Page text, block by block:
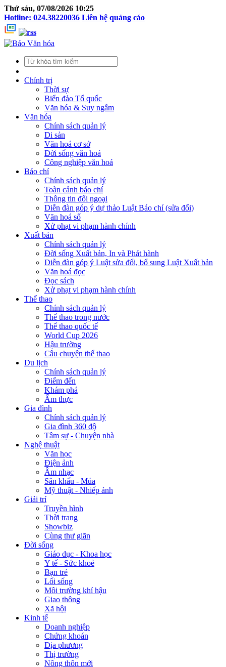
Thứ sáu, 07/08/2026 10:25
Hotline: 024.38220036 Liên hệ quảng cáo
Chính trị
Thời sự
Biển đảo Tổ quốc
Văn hóa & Suy ngẫm
Văn hóa
Chính sách quản lý
Di sản
Văn hoá cơ sở
Đời sống văn hoá
Công nghiệp văn hoá
Báo chí
Chính sách quản lý
Toàn cảnh báo chí
Thông tin đối ngoại
Diễn đàn góp ý dự thảo Luật Báo chí (sửa đổi)
Văn hoá số
Xử phạt vi phạm hành chính
Xuất bản
Chính sách quản lý
Đời sống Xuất bản, In và Phát hành
Diễn đàn góp ý Luật sửa đổi, bổ sung Luật Xuất bản
Văn hoá đọc
Đọc sách
Xử phạt vi phạm hành chính
Thể thao
Chính sách quản lý
Thể thao trong nước
Thể thao quốc tế
World Cup 2026
Hậu trường
Câu chuyện thể thao
Du lịch
Chính sách quản lý
Điểm đến
Khám phá
Ẩm thực
Gia đình
Chính sách quản lý
Gia đình 360 độ
Tâm sự - Chuyện nhà
Nghệ thuật
Văn học
Điện ảnh
Âm nhạc
Sân khấu - Múa
Mỹ thuật - Nhiếp ảnh
Giải trí
Truyền hình
Thời trang
Showbiz
Cùng thư giãn
Đời sống
Giáo dục - Khoa học
Y tế - Sức khoẻ
Bạn trẻ
Lối sống
Môi trường khí hậu
Giao thông
Xã hội
Kinh tế
Doanh nghiệp
Chứng khoán
Địa phương
Thị trường
Nông thôn mới